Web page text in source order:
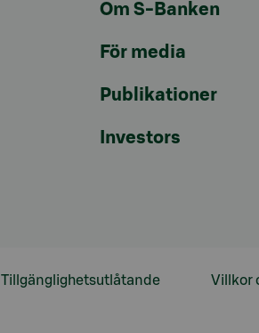
Om S-Banken
För media
Publikationer
Investors
Tillgänglighetsutlåtande Villkor